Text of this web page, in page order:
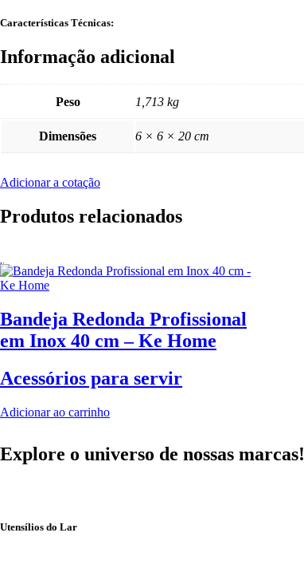
Características Técnicas:
Informação adicional
Peso 1,713 kg
Dimensões 6 × 6 × 20 cm
Adicionar a cotação
Produtos relacionados
Bandeja Redonda Profissional
em Inox 40 cm – Ke Home
Acessórios para servir
Adicionar ao carrinho
Explore o universo de nossas marcas!
Utensílios do Lar